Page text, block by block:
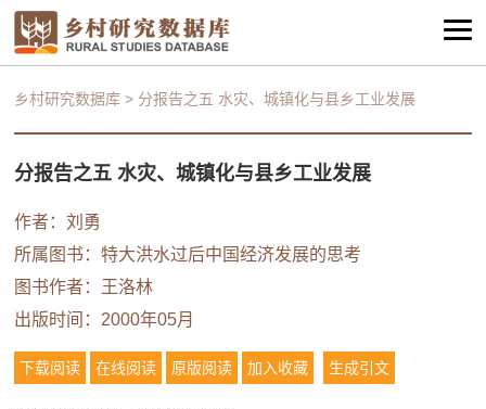
乡村研究数据库 > 分报告之五 水灾、城镇化与县乡工业发展
分报告之五 水灾、城镇化与县乡工业发展
作者：刘勇
所属图书：特大洪水过后中国经济发展的思考
图书作者：王洛林
出版时间：2000年05月
下载阅读 在线阅读 原版阅读 加入收藏 生成引文